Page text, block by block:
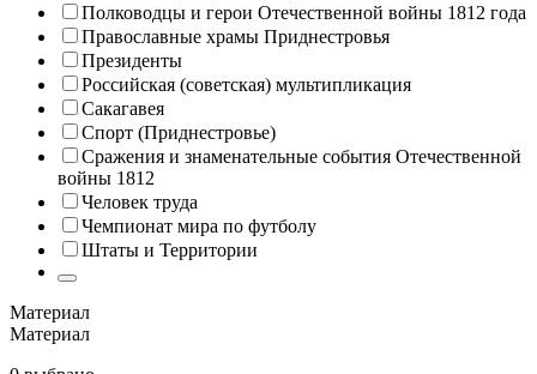
Полководцы и герои Отечественной войны 1812 года
Православные храмы Приднестровья
Президенты
Российская (советская) мультипликация
Сакагавея
Спорт (Приднестровье)
Сражения и знаменательные события Отечественной
войны 1812
Человек труда
Чемпионат мира по футболу
Штаты и Территории
Материал
Материал